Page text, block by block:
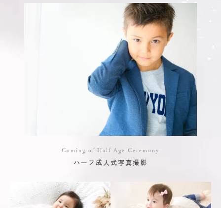
Coming of Half Age Ceremony
ハーフ成人式写真撮影